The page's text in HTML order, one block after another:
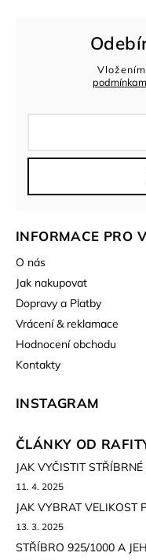
INFORMACE PRO
O nás
Jak nakupovat
Dopravy a Platby
Vrácení & reklamace
Hodnocení obchodu
Kontakty
INSTAGRAM
ČLÁNKY OD
JAK VYČISTIT
11. 4. 2025
JAK VYBRAT VELIKOST
13. 3. 2025
STŘÍBRO 925/1000 A